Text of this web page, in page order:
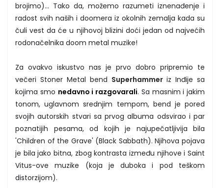
brojimo)... Tako da, možemo razumeti iznenađenje i
radost svih naših i doomera iz okolnih zemalja kada su
čuli vest da će u njihovoj blizini doći jedan od najvećih
rodonačelnika doom metal muzike!
Za ovakvo iskustvo nas je prvo dobro pripremio te
večeri Stoner Metal bend Superhammer iz Inđije sa
kojima smo nedavno i razgovarali. Sa masnim i jakim
tonom, uglavnom srednjim tempom, bend je pored
svojih autorskih stvari sa prvog albuma odsvirao i par
poznatijih pesama, od kojih je najupečatljivija bila
'Children of the Grave' (Black Sabbath). Njihova pojava
je bila jako bitna, zbog kontrasta između njihove i Saint
Vitus-ove muzike (koja je duboka i pod teškom
distorzijom).